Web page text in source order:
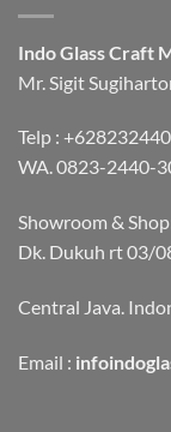
Indo Glass Craft
Mr. Sigit
Telp :
WA.0823-2440-
Showroom &
Dk. Dukuh rt 03/
Central Java.
Email :